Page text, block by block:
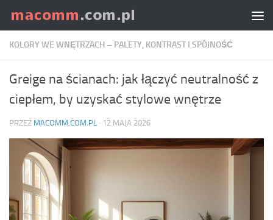
Skip to content
KOLORY WE WNĘTRZACH – PALETY, KONTRAST I SPÓJNOŚĆ
Greige na ścianach: jak łączyć neutralność z
ciepłem, by uzyskać stylowe wnętrze
PRZEZ MACOMM.COM.PL · 12 MAJA 2026